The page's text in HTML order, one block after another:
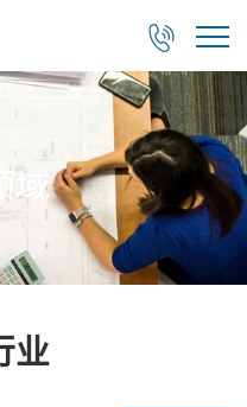

域
业